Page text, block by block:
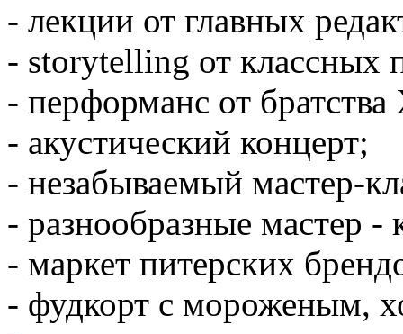
- лекции от главных
- storytelling от классных
- перформанс от
- акустический концерт;
- незабываемый мастер-
- разнообразные мастер -
- маркет питерских
- фудкорт с мороженым,